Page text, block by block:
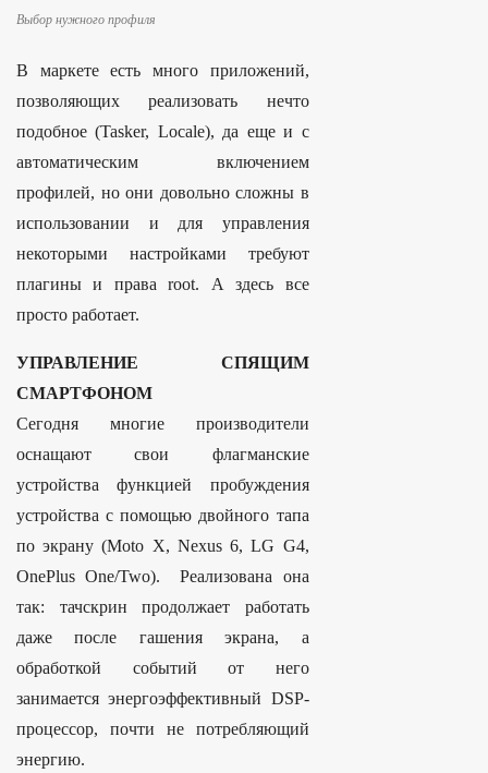
Выбор нужного профиля
В маркете есть много приложений,
позволяющих реализовать нечто
подобное (Tasker, Locale), да еще и с
автоматическим включением
профилей, но они довольно сложны в
использовании и для управления
некоторыми настройками требуют
плагины и права root. А здесь все
просто работает.
УПРАВЛЕНИЕ СПЯЩИМ
СМАРТФОНОМ
Сегодня многие производители
оснащают свои флагманские
устройства функцией пробуждения
устройства с помощью двойного тапа
по экрану (Moto X, Nexus 6, LG G4,
OnePlus One/Two). Реализована она
так: тачскрин продолжает работать
даже после гашения экрана, а
обработкой событий от него
занимается энергоэффективный DSP-
процессор, почти не потребляющий
энергию.